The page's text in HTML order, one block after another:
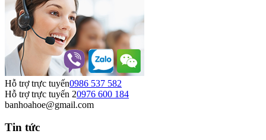
Hỗ trợ trực tuyến0986 537 582
Hỗ trợ trực tuyến 20976 600 184
banhoahoe@gmail.com
Tin tức